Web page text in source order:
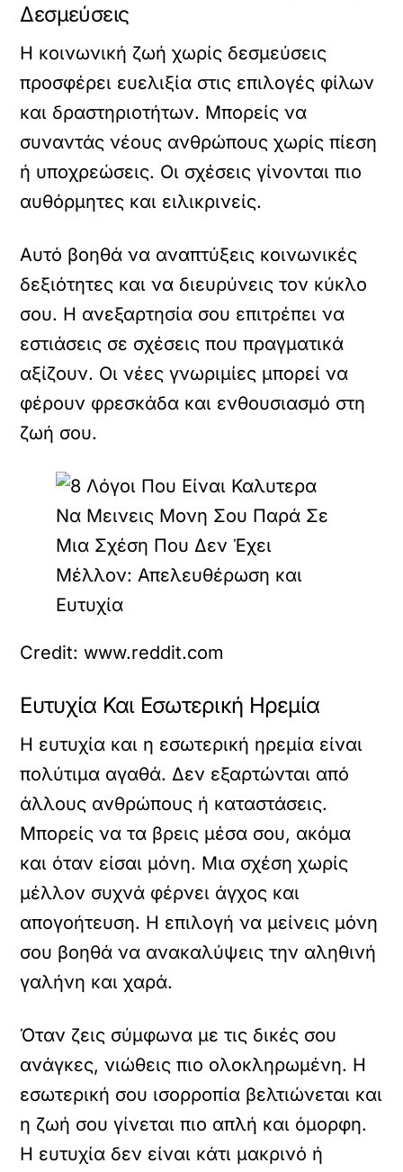
Δεσμεύσεις
Η κοινωνική ζωή χωρίς δεσμεύσεις
προσφέρει ευελιξία στις επιλογές φίλων
και δραστηριοτήτων. Μπορείς να
συναντάς νέους ανθρώπους χωρίς πίεση
ή υποχρεώσεις. Οι σχέσεις γίνονται πιο
αυθόρμητες και ειλικρινείς.
Αυτό βοηθά να αναπτύξεις κοινωνικές
δεξιότητες και να διευρύνεις τον κύκλο
σου. Η ανεξαρτησία σου επιτρέπει να
εστιάσεις σε σχέσεις που πραγματικά
αξίζουν. Οι νέες γνωριμίες μπορεί να
φέρουν φρεσκάδα και ενθουσιασμό στη
ζωή σου.
Credit: www.reddit.com
Ευτυχία Και Εσωτερική Ηρεμία
Η ευτυχία και η εσωτερική ηρεμία είναι
πολύτιμα αγαθά. Δεν εξαρτώνται από
άλλους ανθρώπους ή καταστάσεις.
Μπορείς να τα βρεις μέσα σου, ακόμα
και όταν είσαι μόνη. Μια σχέση χωρίς
μέλλον συχνά φέρνει άγχος και
απογοήτευση. Η επιλογή να μείνεις μόνη
σου βοηθά να ανακαλύψεις την αληθινή
γαλήνη και χαρά.
Όταν ζεις σύμφωνα με τις δικές σου
ανάγκες, νιώθεις πιο ολοκληρωμένη. Η
εσωτερική σου ισορροπία βελτιώνεται και
η ζωή σου γίνεται πιο απλή και όμορφη.
Η ευτυχία δεν είναι κάτι μακρινό ή